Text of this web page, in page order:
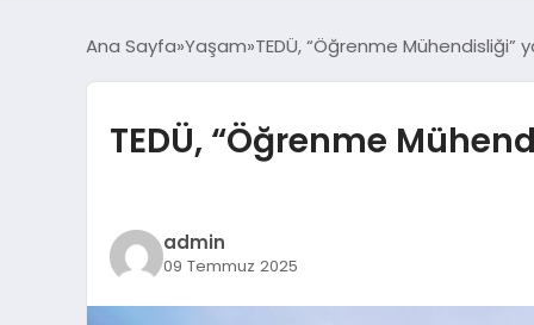
Ana Sayfa Yaşam TEDÜ, “Öğrenme
TEDÜ, “Öğrenme
admin
09 Temmuz 2025